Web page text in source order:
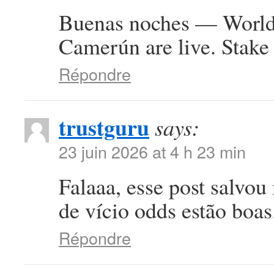
Buenas noches —
Camerún are live.
Répondre
trustgurusays:
23 juin 2026 at 4 h 23 min
Falaaa, esse post
de vício odds estão
Répondre